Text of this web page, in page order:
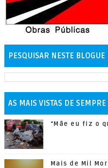
PESQUISAR NESTE BLOGUE
AS MAIS VISTAS DE SEMPRE
"Mãe eu fiz o
Mais de Mil